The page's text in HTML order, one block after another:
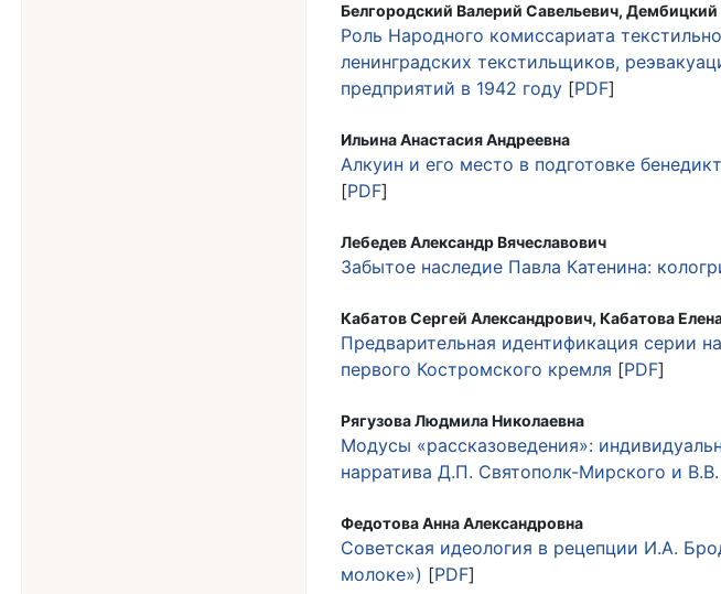
Белгородский Валерий Савельевич,
Роль Народного комиссариата
ленинградских текстильщиков,
предприятий в 1942 году [PDF]
Ильина Анастасия Андреевна
Алкуин и его место в подготовке
[PDF]
Лебедев Александр Вячеславович
Забытое наследие Павла Катенина:
Кабатов Сергей Александрович, Кабатова
Предварительная идентификация серии
первого Костромского кремля [PDF]
Рягузова Людмила Николаевна
Модусы «рассказоведения»:
нарратива Д.П. Святополк-Мирского и
Федотова Анна Александровна
Советская идеология в рецепции И.А.
молоке») [PDF]